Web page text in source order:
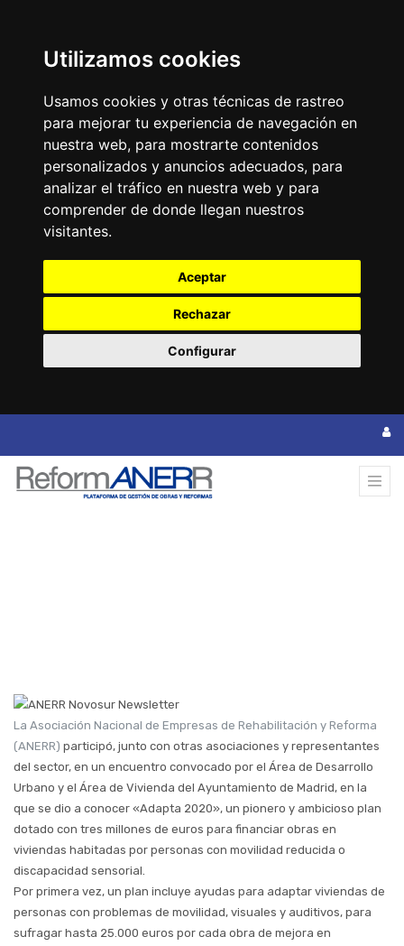
Utilizamos cookies
Usamos cookies y otras técnicas de rastreo
para mejorar tu experiencia de navegación en
nuestra web, para mostrarte contenidos
personalizados y anuncios adecuados, para
analizar el tráfico en nuestra web y para
comprender de donde llegan nuestros
visitantes.
Aceptar
Rechazar
Configurar
La Asociación Nacional de Empresas de Rehabilitación y Reforma
(ANERR) participó, junto con otras asociaciones y representantes
del sector, en un encuentro convocado por el Área de Desarrollo
Urbano y el Área de Vivienda del Ayuntamiento de Madrid, en la
que se dio a conocer «Adapta 2020», un pionero y ambicioso plan
dotado con tres millones de euros para financiar obras en
viviendas habitadas por personas con movilidad reducida o
discapacidad sensorial.
Por primera vez, un plan incluye ayudas para adaptar viviendas de
personas con problemas de movilidad, visuales y auditivos, para
sufragar hasta 25.000 euros por cada obra de mejora en